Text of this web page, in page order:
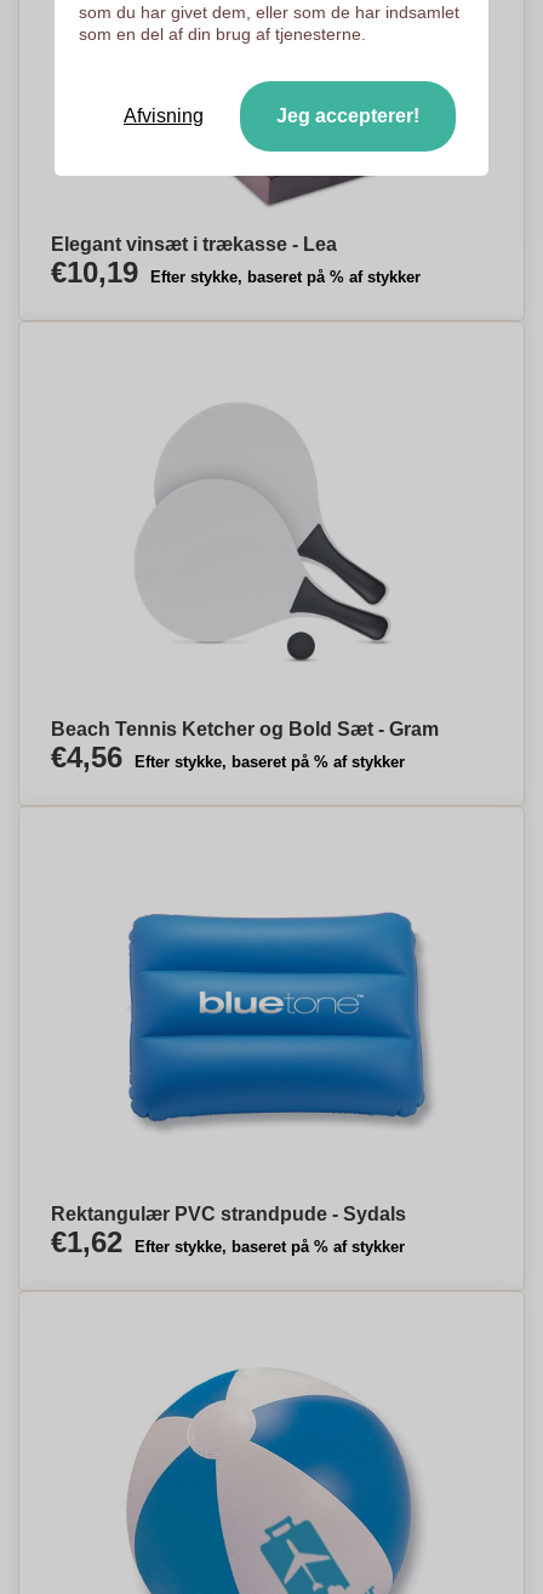
Elegant vinsæt i trækasse - Lea
€10,19 Efter stykke, baseret på % af stykker
Beach Tennis Ketcher og Bold Sæt - Gram
€4,56 Efter stykke, baseret på % af stykker
Rektangulær PVC strandpude - Sydals
€1,62 Efter stykke, baseret på % af stykker
som du har givet dem, eller som de har indsamlet
som en del af din brug af tjenesterne.
Afvisning Jeg accepterer!